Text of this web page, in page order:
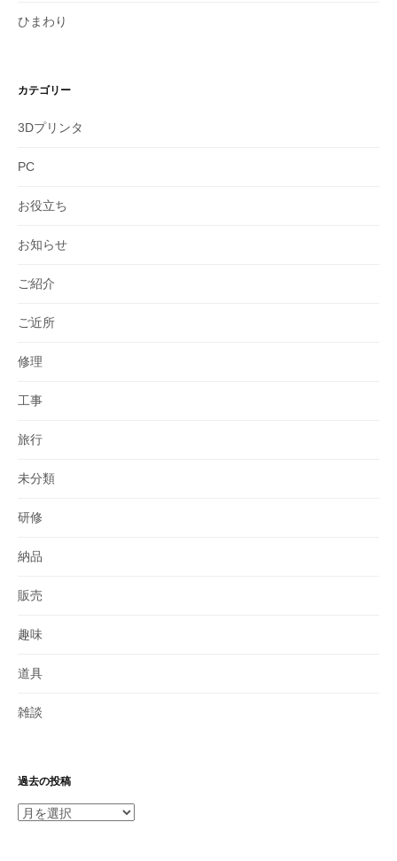
ひまわり
カテゴリー
3Dプリンタ
PC
お役立ち
お知らせ
ご紹介
ご近所
修理
工事
旅行
未分類
研修
納品
販売
趣味
道具
雑談
過去の投稿
過